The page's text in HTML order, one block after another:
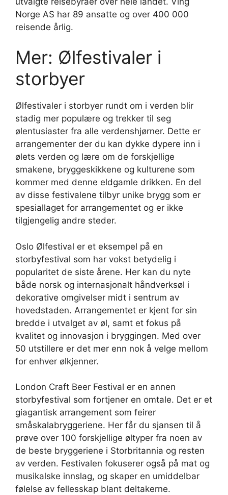
Norge AS har 89 ansatte og over 400 000
reisende årlig.
Mer: Ølfestivaler i
storbyer
Ølfestivaler i storbyer rundt om i verden blir
stadig mer populære og trekker til seg
ølentusiaster fra alle verdenshjørner. Dette er
arrangementer der du kan dykke dypere inn i
ølets verden og lære om de forskjellige
smakene, bryggeskikkene og kulturene som
kommer med denne eldgamle drikken. En del
av disse festivalene tilbyr unike brygg som er
spesiallaget for arrangementet og er ikke
tilgjengelig andre steder.
Oslo Ølfestival er et eksempel på en
storbyfestival som har vokst betydelig i
popularitet de siste årene. Her kan du nyte
både norsk og internasjonalt håndverksøl i
dekorative omgivelser midt i sentrum av
hovedstaden. Arrangementet er kjent for sin
bredde i utvalget av øl, samt et fokus på
kvalitet og innovasjon i bryggingen. Med over
50 utstillere er det mer enn nok å velge mellom
for enhver ølkjenner.
London Craft Beer Festival er en annen
storbyfestival som fortjener en omtale. Det er et
giagantisk arrangement som feirer
småskalabryggeriene. Her får du sjansen til å
prøve over 100 forskjellige øltyper fra noen av
de beste bryggeriene i Storbritannia og resten
av verden. Festivalen fokuserer også på mat og
musikalske innslag, og skaper en umiddelbar
følelse av fellesskap blant deltakerne.